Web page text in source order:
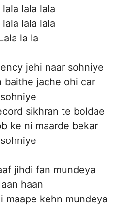
lala lala lala
lala lala lala
la la
jehi naar sohniye
baithe jache ohi car
sohniye
sikhran te boldae
ke ni maarde bekar
sohniye
jihdi fan mundeya
haan
maape kehn mundeya